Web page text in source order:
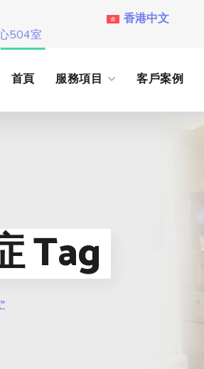
504室
香港中文
首頁 服務項目 客戶案例
Tag